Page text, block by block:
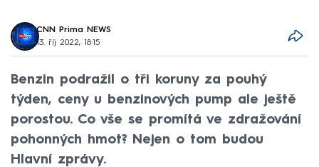
CNN Prima NEWS
13. říj 2022, 18:15
Benzin podražil o tři koruny za pouhý
týden, ceny u benzinových pump ale ještě
porostou. Co vše se promítá ve zdražování
pohonných hmot? Nejen o tom budou
Hlavní zprávy.